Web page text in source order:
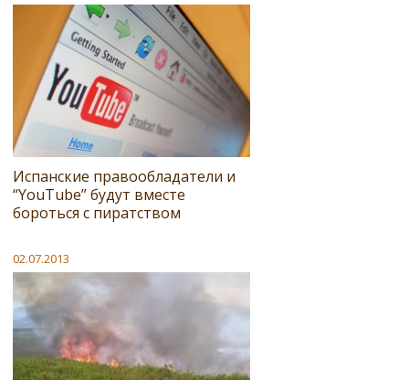
Испанские правообладатели и
“YouTube” будут вместе
бороться с пиратством
02.07.2013